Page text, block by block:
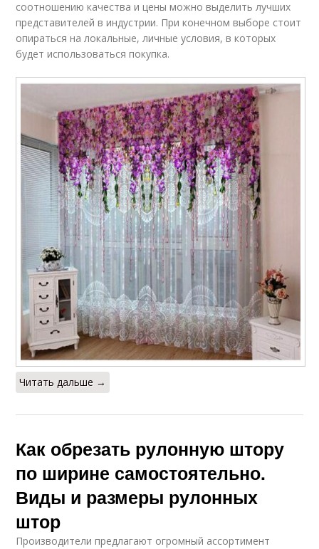
соотношению качества и цены можно выделить лучших
представителей в индустрии. При конечном выборе стоит
опираться на локальные, личные условия, в которых
будет использоваться покупка.
Читать дальше →
Как обрезать рулонную штору
по ширине самостоятельно.
Виды и размеры рулонных
штор
Производители предлагают огромный ассортимент